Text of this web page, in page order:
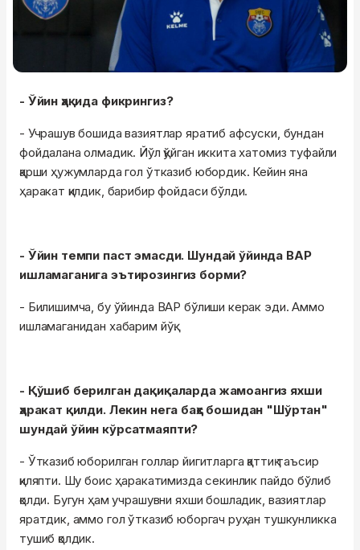
- Ўйин ҳақида фикрингиз?
- Учрашув бошида вазиятлар яратиб афсуски, бундан
фойдалана олмадик. Йўл қўйган иккита хатомиз туфайли
қарши ҳужумларда гол ўтказиб юбордик. Кейин яна
ҳаракат қилдик, барибир фойдаси бўлди.
- Ўйин темпи паст эмасди. Шундай ўйинда ВАР
ишламаганига эътирозингиз борми?
- Билишимча, бу ўйинда ВАР бўлиши керак эди. Аммо
ишламаганидан хабарим йўқ.
- Қўшиб берилган дақиқаларда жамоангиз яхши
ҳаракат қилди. Лекин нега баҳс бошидан "Шўртан"
шундай ўйин кўрсатмаяпти?
- Ўтказиб юборилган голлар йигитларга қаттиқ таъсир
қиляпти. Шу боис ҳаракатимизда секинлик пайдо бўлиб
қолди. Бугун ҳам учрашувни яхши бошладик, вазиятлар
яратдик, аммо гол ўтказиб юборгач руҳан тушкунликка
тушиб қолдик.